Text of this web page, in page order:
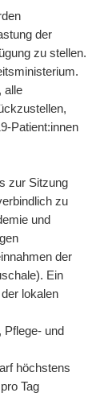
der
zu stellen.
alle
Patient:innen
zur Sitzung
zu
und
der
Ein
lokalen
Pflege- und
höchstens
Tag